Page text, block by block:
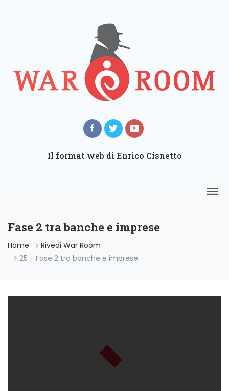
Il format web di Enrico Cisnetto
Fase 2 tra banche e imprese
Home
Rivedi War Room
25 - Fase 2 tra banche e imprese